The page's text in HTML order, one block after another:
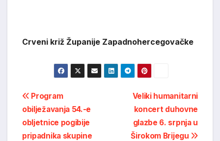
Crveni križ Županije Zapadnohercegovačke
Post
navigation
Veliki humanitarni
koncert duhovne
glazbe 6. srpnja u
Širokom Brijegu
Program
obilježavanja 54.-e
obljetnice pogibije
pripadnika skupine